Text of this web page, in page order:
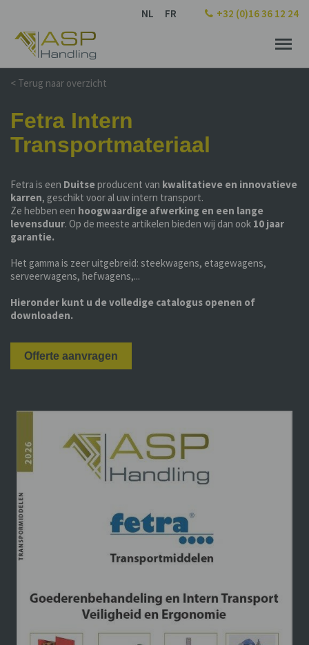
NL FR +32 (0)16 36 12 24
< Terug naar overzicht
Fetra Intern
Transportmateriaal
Fetra is een Duitse producent van kwalitatieve en innovatieve
karren, geschikt voor al uw intern transport.
Ze hebben een hoogwaardige afwerking en een lange
levensduur. Op de meeste artikelen bieden wij dan ook 10 jaar
garantie.
Het gamma is zeer uitgebreid: steekwagens, etagewagens,
serveerwagens, hefwagens,...
Hieronder kunt u de volledige catalogus openen of
downloaden.
Offerte aanvragen